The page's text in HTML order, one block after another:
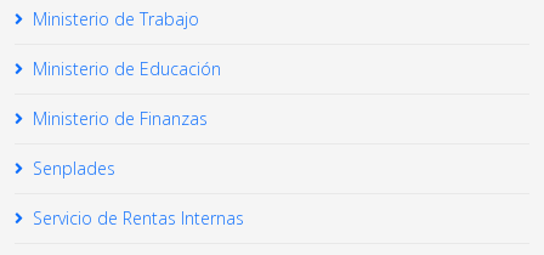
Ministerio de Trabajo
Ministerio de Educación
Ministerio de Finanzas
Senplades
Servicio de Rentas Internas